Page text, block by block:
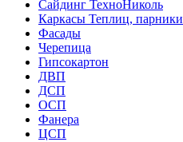
Сайдинг ТехноНиколь
Каркасы Теплиц, парники
Фасады
Черепица
Гипсокартон
ДВП
ДСП
ОСП
Фанера
ЦСП